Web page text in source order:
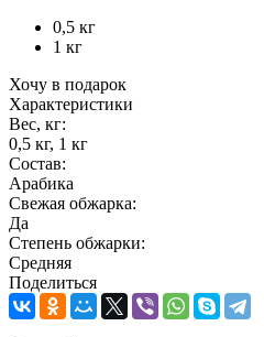
0,5 кг
1 кг
Хочу в подарок
Характеристики
Вес, кг:
0,5 кг, 1 кг
Состав:
Арабика
Свежая обжарка:
Да
Степень обжарки:
Средняя
Поделиться